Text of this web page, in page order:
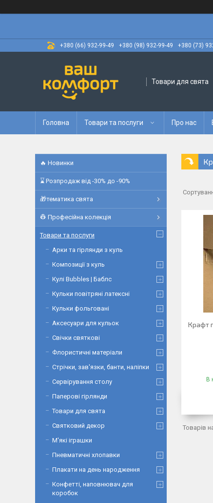
+380 (66) 932-99-49 +380 (98) 932-99-49 +380 (73)
Товари для свята
Головна Товари та послуги Про нас
Крафт
В
🔥 Новинки
⌛ Розпродаж від -30% до -90%
🎁тематика свята
👷 Професійна колекція
Товари та послуги
Арки та гірлянди з куль
Композиції з куль
Кулі Bubbles | Баблс
Кульки повітряні латексні
Кульки фольговані
Аксесуари для кульок
Свічки святкові
Флористичні матеріали
Стрічки, зав'язки, банти, наліпки
Сервірування столу
Паперові гірлянди
Товари для свята
Святковий декор
М'які іграшки
Пневматичні хлопавки
Плакати на день народження
Конфетті, наповнювач для
коробок